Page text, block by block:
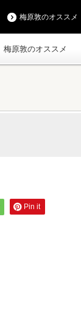
梅原敦のオススメ
梅原敦のオススメ
Pin it